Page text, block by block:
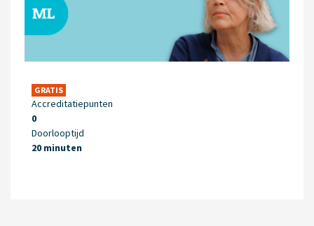
GRATIS
Accreditatiepunten
0
Doorlooptijd
20 minuten